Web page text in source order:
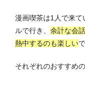
漫画喫茶は1人で来
ルで行き、 余計な会
熱中するのも楽しい
それぞれのおすすめ